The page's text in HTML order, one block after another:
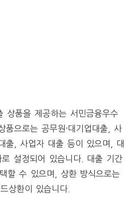
상품을 제공하는 서민금융우수
품으로는 공무원·대기업대출, 사
출, 사업자 대출 등이 있으며, 대
설정되어 있습니다. 대출 기간
할 수 있으며, 상환 방식으로는
상환이 있습니다.